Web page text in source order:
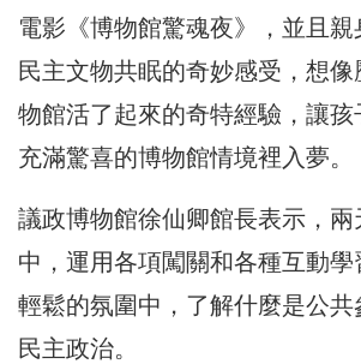
電影《博物館驚魂夜》，並且
民主文物共眠的奇妙感受，想
物館活了起來的奇特經驗，讓孩
充滿驚喜的博物館情境裡入夢。
議政博物館徐仙卿館長表示，兩
中，運用各項闖關和各種互動學
輕鬆的氛圍中，了解什麼是公共
民主政治。